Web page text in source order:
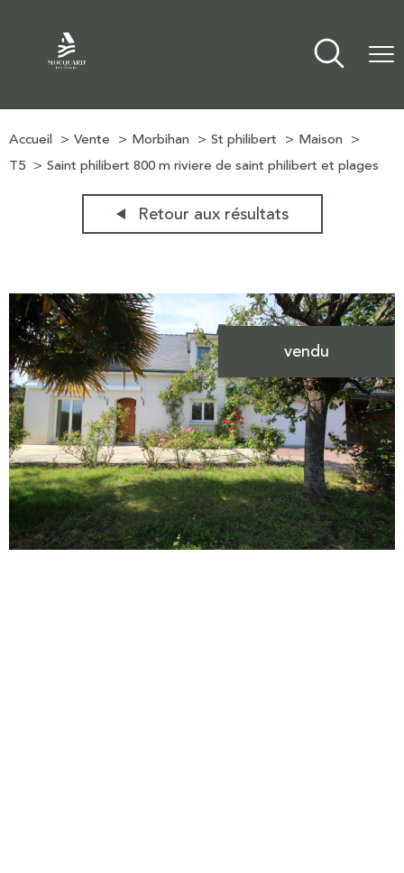
Accueil Vente Morbihan St philibert
Maison
T5
Saint philibert 800 m riviere de saint philibert et plages
Retour aux résultats
vendu